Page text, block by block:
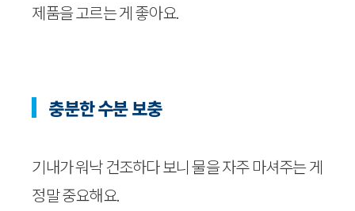
제품을 고르는 게 좋아요.
충분한 수분 보충
기내가 워낙 건조하다 보니 물을 자주 마셔주는 게
정말 중요해요.